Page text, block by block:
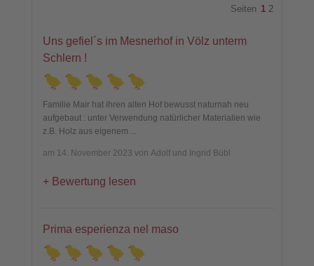
Seiten 1 2
Uns gefiel´s im Mesnerhof in Völz unterm
Schlern !
Familie Mair hat ihren alten Hof bewusst naturnah neu
aufgebaut : unter Verwendung natürlicher Materialien wie
z.B. Holz aus eigenem ...
am 14. November 2023 von Adolf und Ingrid Bübl
Bewertung lesen
Prima esperienza nel maso